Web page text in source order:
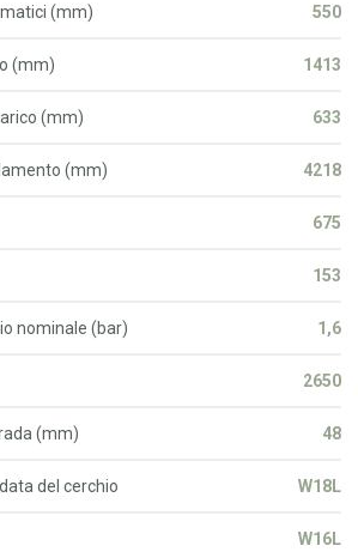
(mm) 550
(mm) 1413
(mm) 633
(mm) 4218
675
153
nominale (bar) 1,6
2650
(mm) 48
del cerchio W18L
W16L